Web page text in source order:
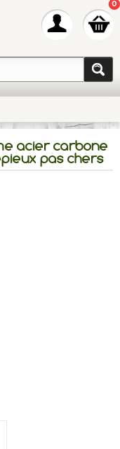
0
acier carbone
pas chers